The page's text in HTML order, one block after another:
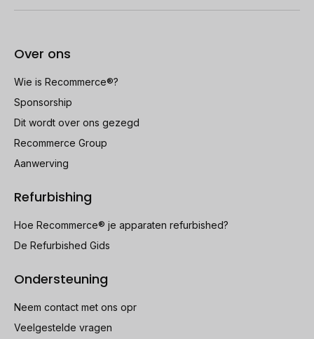
Over ons
Wie is Recommerce®?
Sponsorship
Dit wordt over ons gezegd
Recommerce Group
Aanwerving
Refurbishing
Hoe Recommerce® je apparaten refurbished?
De Refurbished Gids
Ondersteuning
Neem contact met ons opr
Veelgestelde vragen